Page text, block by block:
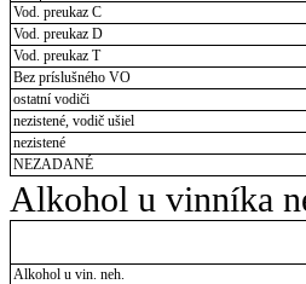
Vod. preukaz C
Vod. preukaz D
Vod. preukaz T
Bez príslušného VO
ostatní vodiči
nezistené, vodič ušiel
nezistené
NEZADANÉ
Alkohol u vinníka
Alkohol u vin. neh.